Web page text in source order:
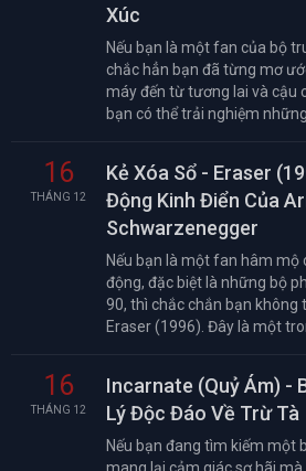
Xúc
Nếu bạn là một fan của bộ
chắc hẳn bạn đã từng mơ
máy đến từ tương lai và cậu
bạn có thể trải nghiệm những
16
THÁNG 12
Kẻ Xóa Sổ - Eraser
Động Kinh Điển Của
Schwarzenegger
Nếu bạn là một fan hâm mộ
động, đặc biệt là những bộ
90, thì chắc chắn bạn không
Eraser (1996). Đây là một
16
THÁNG 12
Incarnate (Quỷ Ám) -
Lý Độc Đáo Về Trừ Tà
Nếu bạn đang tìm kiếm một
mang lại cảm giác sợ hãi